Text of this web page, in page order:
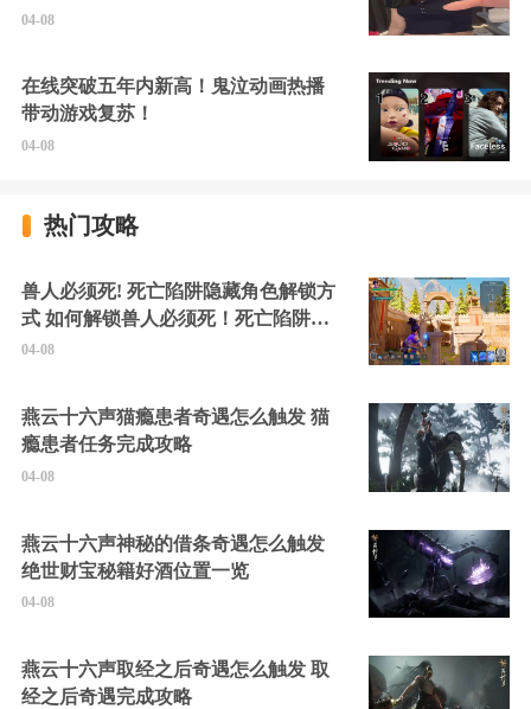
硬擦封的好！
04-08
在线突破五年内新高！鬼泣动画热播
带动游戏复苏！
04-08
热门攻略
兽人必须死! 死亡陷阱隐藏角色解锁方
式 如何解锁兽人必须死！死亡陷阱中
的隐藏角色
04-08
燕云十六声猫瘾患者奇遇怎么触发 猫
瘾患者任务完成攻略
04-08
燕云十六声神秘的借条奇遇怎么触发
绝世财宝秘籍好酒位置一览
04-08
燕云十六声取经之后奇遇怎么触发 取
经之后奇遇完成攻略